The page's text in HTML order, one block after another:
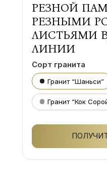
РЕЗНОЙ
РЕЗНЫМИ
ЛИСТЬЯМИ
ЛИНИИ
Сорт гранита
Гранит “Шаньси”
Гранит “Кок